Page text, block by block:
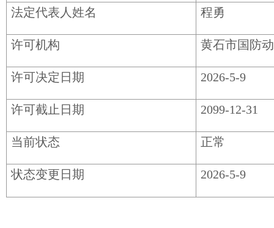
法定代表人姓名 程勇
许可机构 黄石市国防
许可决定日期 2026-5-9
许可截止日期 2099-12-31
当前状态 正常
状态变更日期 2026-5-9